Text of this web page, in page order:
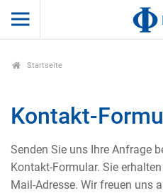
Startseite
Kontakt-
Senden Sie uns Ihre Anfrage
Kontakt-Formular. Sie
Mail-Adresse. Wir freuen uns